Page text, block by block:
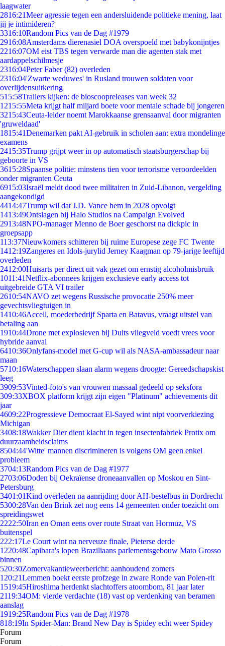
laagwater
2816:21Meer agressie tegen een andersluidende politieke mening, laat
jij je intimideren?
3316:10Random Pics van de Dag #1979
2916:08Amsterdams dierenasiel DOA overspoeld met babykonijntjes
2216:07OM eist TBS tegen verwarde man die agenten stak met
aardappelschilmesje
2316:04Peter Faber (82) overleden
2316:04'Zwarte weduwes' in Rusland trouwen soldaten voor
overlijdensuitkering
515:58Trailers kijken: de bioscoopreleases van week 32
1215:55Meta krijgt half miljard boete voor mentale schade bij jongeren
3215:43Ceuta-leider noemt Marokkaanse grensaanval door migranten
'gruweldaad'
1815:41Denemarken pakt AI-gebruik in scholen aan: extra mondelinge
examens
2415:35Trump grijpt weer in op automatisch staatsburgerschap bij
geboorte in VS
3615:28Spaanse politie: minstens tien voor terrorisme veroordeelden
onder migranten Ceuta
6915:03Israël meldt dood twee militairen in Zuid-Libanon, vergelding
aangekondigd
4414:47Trump wil dat J.D. Vance hem in 2028 opvolgt
1413:49Ontslagen bij Halo Studios na Campaign Evolved
2913:48NPO-manager Menno de Boer geschorst na dickpic in
groepsapp
113:37Nieuwkomers schitteren bij ruime Europese zege FC Twente
1412:19Zangeres en Idols-jurylid Jerney Kaagman op 79-jarige leeftijd
overleden
2412:00Huisarts per direct uit vak gezet om ernstig alcoholmisbruik
1011:41Netflix-abonnees krijgen exclusieve early access tot
uitgebreide GTA VI trailer
2610:54NAVO zet wegens Russische provocatie 250% meer
gevechtsvliegtuigen in
1410:46Accell, moederbedrijf Sparta en Batavus, vraagt uitstel van
betaling aan
1910:44Drone met explosieven bij Duits vliegveld voedt vrees voor
hybride aanval
6410:36Onlyfans-model met G-cup wil als NASA-ambassadeur naar
maan
5710:16Waterschappen slaan alarm wegens droogte: Gereedschapskist
leeg
3909:53Vinted-foto's van vrouwen massaal gedeeld op seksfora
309:33XBOX platform krijgt zijn eigen "Platinum" achievements dit
jaar
4609:22Progressieve Democraat El-Sayed wint nipt voorverkiezing
Michigan
3408:18Wakker Dier dient klacht in tegen insectenfabriek Protix om
duurzaamheidsclaims
8504:44'Witte' mannen discrimineren is volgens OM geen enkel
probleem
3704:13Random Pics van de Dag #1977
2703:06Doden bij Oekraïense droneaanvallen op Moskou en Sint-
Petersburg
3401:01Kind overleden na aanrijding door AH-bestelbus in Dordrecht
5300:28Van den Brink zet nog eens 14 gemeenten onder toezicht om
spreidingswet
2222:50Iran en Oman eens over route Straat van Hormuz, VS
buitenspel
222:17Le Court wint na nerveuze finale, Pieterse derde
1220:48Capibara's lopen Braziliaans parlementsgebouw Mato Grosso
binnen
520:30Zomervakantieweerbericht: aanhoudend zomers
1 20:21Lemmen boekt eerste profzege in zware Ronde van Polen-rit
1519:45Hiroshima herdenkt slachtoffers atoombom, 81 jaar later
2119:34OM: vierde verdachte (18) vast op verdenking van beramen
aanslag
1919:25Random Pics van de Dag #1978
818:19In Spider-Man: Brand New Day is Spidey echt weer Spidey
Forum
Forum